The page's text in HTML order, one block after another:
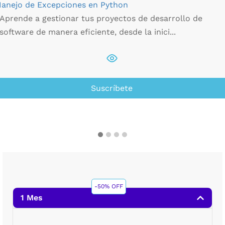
de Excepciones en Python
Aprende a gestionar tus proyectos de desarrollo de
software de manera eficiente, desde la inici...
Suscríbete
-50% OFF
1 Mes